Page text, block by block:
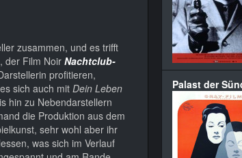
zusammen, und es trifft
der Film Noir Nachtclub-
profitieren,
sich auch mit Dein Leben
hin zu Nebendarstellern
die Produktion aus dem
sehr wohl aber ihr
was sich im Verlauf
Palast der